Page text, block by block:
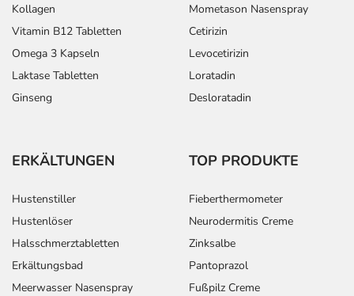
Kollagen
Vitamin B12 Tabletten
Omega 3 Kapseln
Laktase Tabletten
Ginseng
Mometason Nasenspray
Cetirizin
Levocetirizin
Loratadin
Desloratadin
ERKÄLTUNGEN
Hustenstiller
Hustenlöser
Halsschmerztabletten
Erkältungsbad
Meerwasser Nasenspray
TOP PRODUKTE
Fieberthermometer
Neurodermitis Creme
Zinksalbe
Pantoprazol
Fußpilz Creme